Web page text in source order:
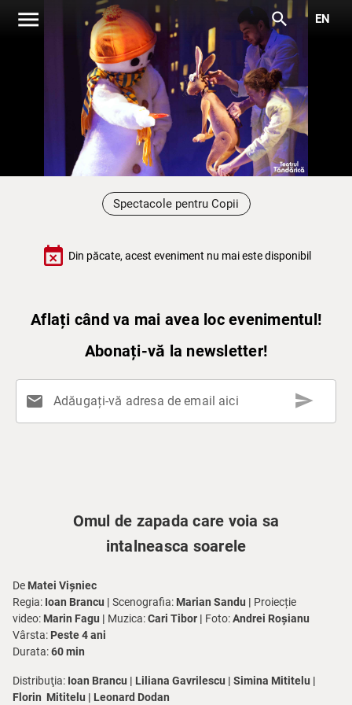
menu search EN
Spectacole pentru Copii
event_busy Din păcate, acest eveniment nu mai este disponibil
Aflați când va mai avea loc evenimentul!
Abonați-vă la newsletter!
mail Adăugați-vă adresa de email aici send
Omul de zapada care voia sa
intalneasca soarele
De Matei Vișniec
Regia: Ioan Brancu | Scenografia: Marian Sandu | Proiecție
video: Marin Fagu | Muzica:Cari Tibor | Foto:Andrei Roșianu
Vârsta: Peste 4 ani
Durata:60 min
Distribuţia: Ioan Brancu | Liliana Gavrilescu | Simina Mititelu |
Florin Mititelu | Leonard Dodan